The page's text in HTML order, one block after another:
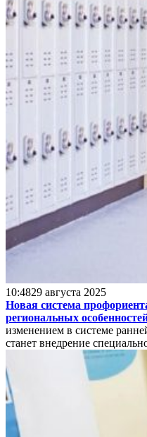
10:4829 августа 2025
Новая система
региональных
изменением в системе
станет внедрение